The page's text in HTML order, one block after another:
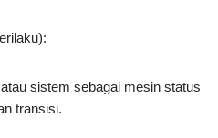
sistem sebagai mesin status
transisi.